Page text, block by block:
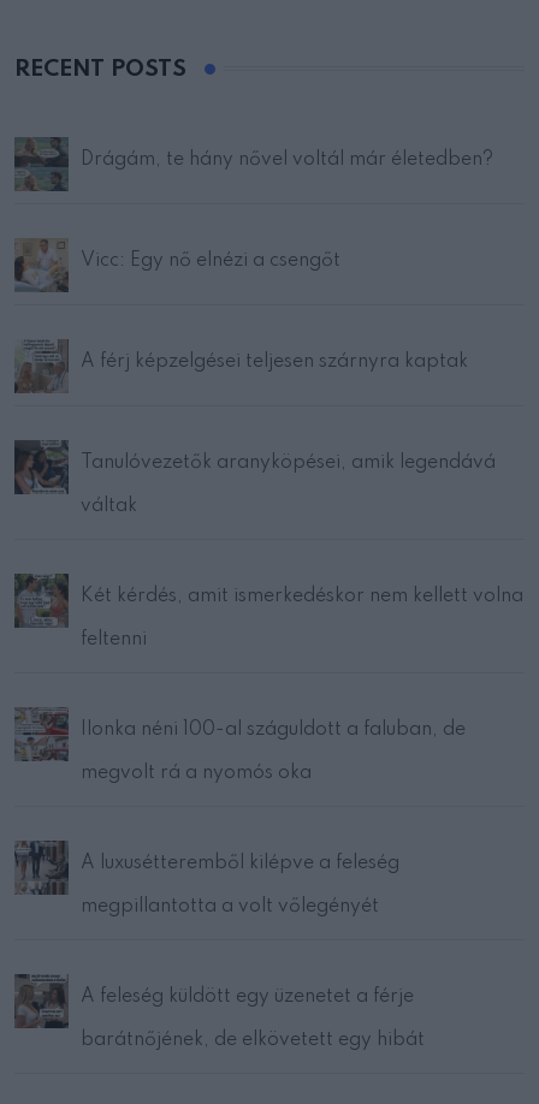
RECENT POSTS
Drágám, te hány nővel voltál már életedben?
Vicc: Egy nő elnézi a csengőt
A férj képzelgései teljesen szárnyra kaptak
Tanulóvezetők aranyköpései, amik legendává
váltak
Két kérdés, amit ismerkedéskor nem kellett volna
feltenni
Ilonka néni 100-al száguldott a faluban, de
megvolt rá a nyomós oka
A luxusétteremből kilépve a feleség
megpillantotta a volt vőlegényét
A feleség küldött egy üzenetet a férje
barátnőjének, de elkövetett egy hibát